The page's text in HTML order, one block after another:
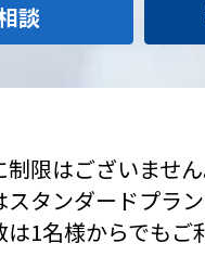
談
限はございません
スタンダードプラ
1名様からでもご